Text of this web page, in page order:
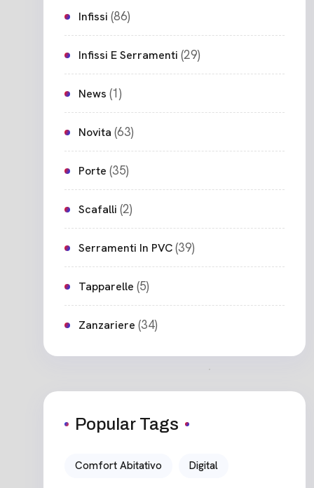
Infissi (86)
Infissi E Serramenti (29)
News (1)
Novita (63)
Porte (35)
Scafalli (2)
Serramenti In PVC(39)
Tapparelle (5)
Zanzariere (34)
Popular Tags
Comfort Abitativo Digital